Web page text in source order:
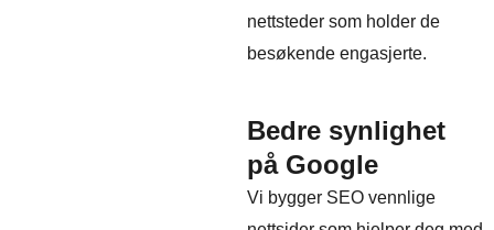
nettsteder som holder de
besøkende engasjerte.
Bedre synlighet
på Google
Vi bygger SEO vennlige